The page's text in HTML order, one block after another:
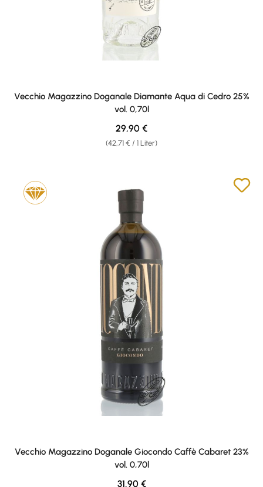
Vecchio Magazzino Doganale Diamante Aqua di Cedro 25%
vol. 0,70l
(42,71 € / 1 Liter)
Regulärer Preis:
29,90 €
Vecchio Magazzino Doganale Giocondo Caffè Cabaret 23%
vol. 0,70l
Regulärer Preis:
31,90 €